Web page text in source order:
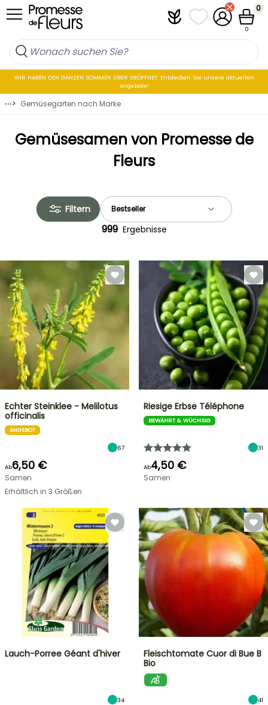
Zum Inhalt springen PlantfitMeineMein Konto
0
0
WIR HABEN DEN GANZEN SOMMER ÜBER GEÖFFNET: Entdecken Sie unsere aktuellen
Angebote!
⋯> Gemüsegarten nach Marke
Gemüsesamen von Promesse de
Fleurs
Filtern
999 Ergebnisse
Echter Steinklee - Melilotus
officinalis
ANGEBOT
67
Ab6,50 €
Samen
Erhältlich in 3 Größen
Riesige Erbse Téléphone
BEWÄHRT & WÜCHSIG
31
Ab4,50 €
Samen
Lauch-Porree Géant d'hiver
34
Fleischtomate Cuor di Bue B
Bio
41